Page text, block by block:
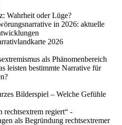
Wahrheit oder Lüge?
in 2026: aktuelle
2026
als Phänomenbereich
leisten bestimmte Narrative für
Bilderspiel – Welche Gefühle
rechtsextrem regiert“ -
als Begründung rechtsextremer